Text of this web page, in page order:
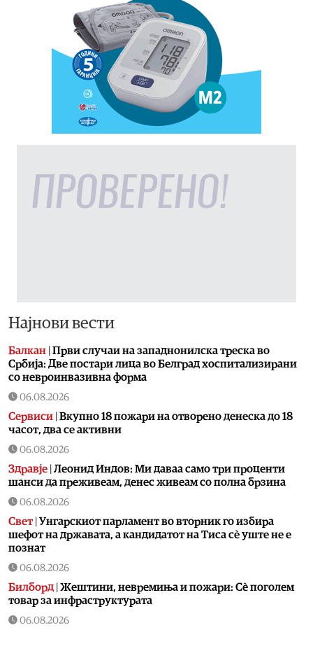
Најнови вести
Балкан | Први случаи на западнонилска треска во
Србија: Две постари лица во Белград хоспитализирани
со невроинвазивна форма
06.08.2026
Сервиси | Вкупно 18 пожари на отворено денеска до 18
часот, два се активни
06.08.2026
Здравје | Леонид Индов: Ми даваа само три проценти
шанси да преживеам, денес живеам со полна брзина
06.08.2026
Свет| Унгарскиот парламент во вторник го избира
шефот на државата, а кандидатот на Тиса сè уште не е
познат
06.08.2026
Билборд | Жештини, невремиња и пожари: Сè поголем
товар за инфраструктурата
06.08.2026